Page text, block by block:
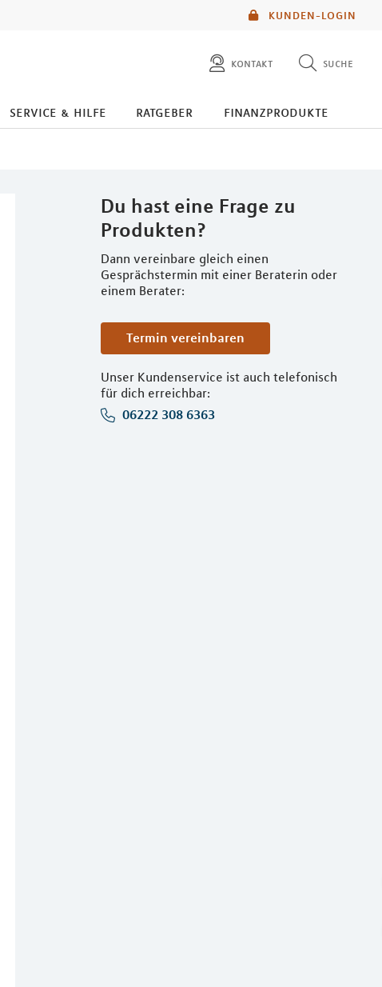
KUNDEN-LOGIN
kontakt suche
diese website durchsuchen
service & hilfe ratgeber finanzprodukte
Du hast eine Frage zu
Produkten?
Dann vereinbare gleich einen
Gesprächstermin mit einer Beraterin oder
einem Berater:
Termin vereinbaren
Unser Kundenservice ist auch telefonisch
für dich erreichbar:
06222 308 6363